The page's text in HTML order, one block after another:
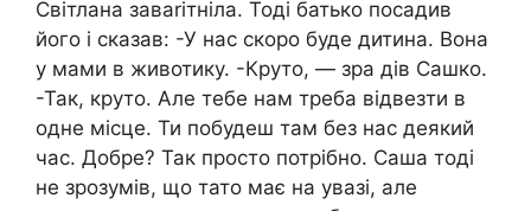
Світлана заваrітніла. Тоді батько посадив
його і сказав: -У нас скоро буде дитина. Вона
у мами в животику. -Круто, — зра дів Сашко.
-Так, круто. Але тебе нам треба відвезти в
одне місце. Ти побудеш там без нас деякий
час. Добре? Так просто потрібно. Саша тоді
не зрозумів, що тато має на увазі, але